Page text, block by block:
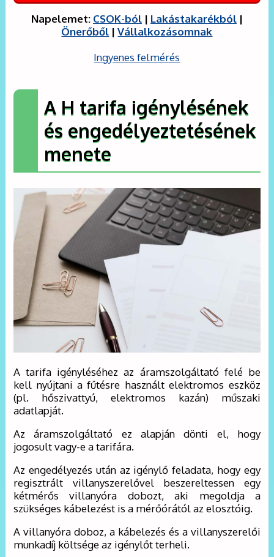
Napelemet: CSOK-ból| Lakástakarékból|
Önerőből |Vállalkozásomnak
Ingyenes felmérés
A H tarifa igénylésének
és engedélyeztetésének
menete
A tarifa igényléséhez az áramszolgáltató felé be
kell nyújtani a fűtésre használt elektromos eszköz
(pl. hőszivattyú, elektromos kazán) műszaki
adatlapját.
Az áramszolgáltató ez alapján dönti el, hogy
jogosult vagy-e a tarifára.
Az engedélyezés után az igénylő feladata, hogy egy
regisztrált villanyszerelővel beszereltessen egy
kétmérős villanyóra dobozt, aki megoldja a
szükséges kábelezést is a mérőórától az elosztóig.
A villanyóra doboz, a kábelezés és a villanyszerelői
munkadíj költsége az igénylőt terheli.